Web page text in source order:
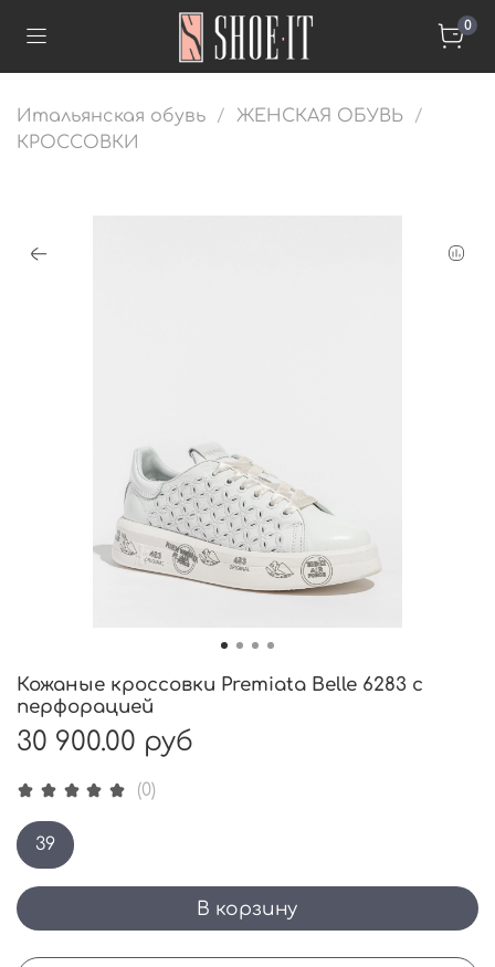
0
Итальянская обувь
ЖЕНСКАЯ ОБУВЬ
КРОССОВКИ
(0)
Кожаные кроссовки Premiata Belle 6283 с
перфорацией
30 900.00 руб
В корзину
39